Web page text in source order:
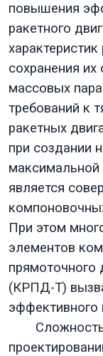
повышения
ракетного
сохранения их
массовых
требований к
ракетных
при создании
максимальной
является
При этом
элементов
прямоточного
(КРПД-Т)
эффективного